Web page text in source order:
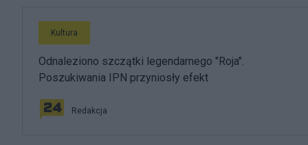
Kultura
Odnaleziono szczątki legendarnego "Roja".
Poszukiwania IPN przyniosły efekt
Redakcja